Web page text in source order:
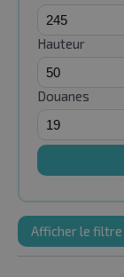
Hauteur
Douanes
Afficher le filtre